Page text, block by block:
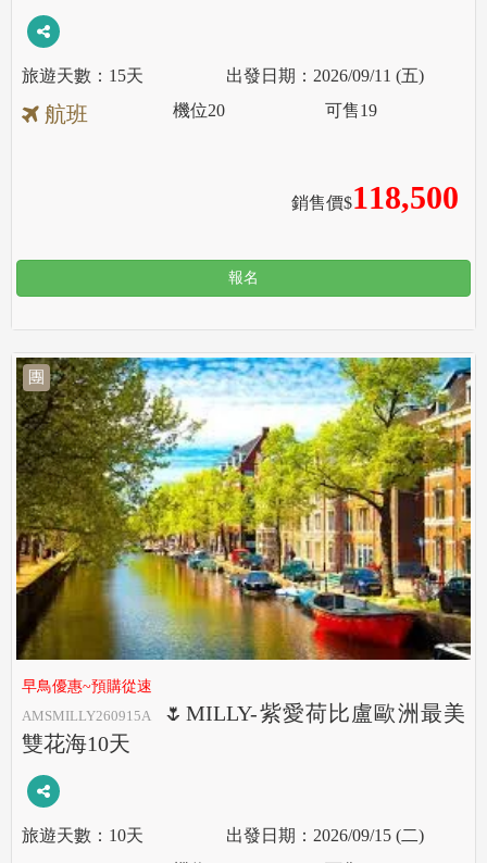
15天 2026/09/11 (五)
航班
銷售價$118,500
機位20 可售19
報名
團
早鳥優惠~預購從速
AMSMILLY260915A
🌷MILLY-紫愛荷比盧歐洲最美
雙花海10天
10天 2026/09/15 (二)